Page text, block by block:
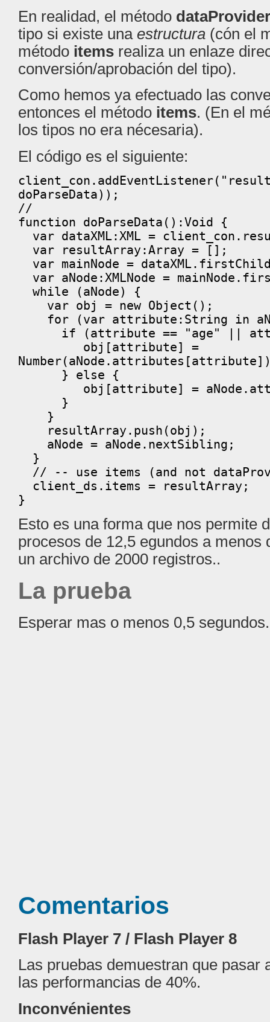
En realidad, el método dataProvider
tipo si existe una estructura (cón el
método items realiza un enlaze
conversión/aprobación del tipo).
Como hemos ya efectuado las
entonces el método items. (En el
los tipos no era nécesaria).
El código es el siguiente:
doParseData));
//
function doParseData():Void {
var dataXML:XML =
var resultArray:Array = [];
var mainNode =
var aNode:XMLNode =
while (aNode) {
var obj = new Object();
for (var attribute:String in
if (attribute == "age" ||
obj[attribute] =
} else {
obj[attribute] =
}
}
resultArray.push(obj);
aNode = aNode.nextSibling;
}
// -- use items (and not
client_ds.items = resultArray;
}
Esto es una forma que nos permite
procesos de 12,5 egundos a menos
un archivo de 2000 registros..
La prueba
Esperar mas o menos 0,5
Comentarios
Flash Player 7 / Flash Player 8
Las pruebas demuestran que pasar
las performancias de 40%.
Inconvénientes